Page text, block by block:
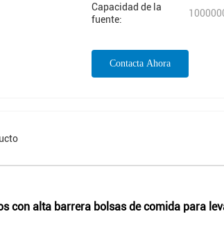
Capacidad de la
fuente:
Contacta Ahora
con alta barrera bolsas de comida para